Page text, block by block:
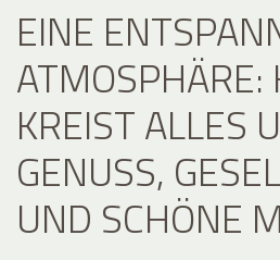
EINE
ATMOSPHÄRE:
KREIST ALLES
GENUSS,
UND SCHÖNE